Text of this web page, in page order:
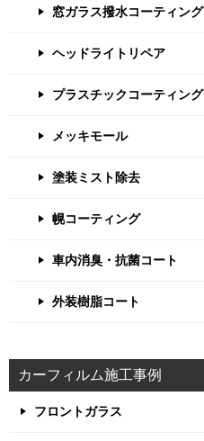
窓ガラス撥水コーティング
ヘッドライトリペア
プラスチックコーティング
メッキモール
塗装ミスト除去
幌コーティング
車内消臭・抗菌コート
外装樹脂コート
カーフィルム施工事例
フロントガラス